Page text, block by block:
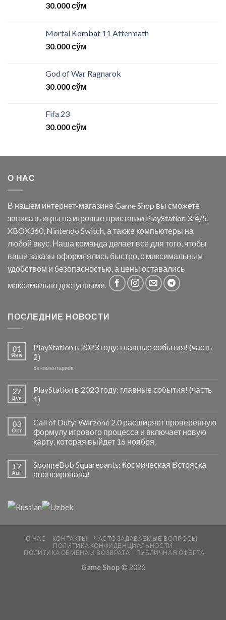
30.000сўм
Mortal Kombat 11 Aftermath
30.000сўм
God of War Ragnarok
30.000сўм
Fifa 23
30.000сўм
О НАС
В нашем интернет-магазине Game Shop вы сможете
записать игры на игровые приставки PlayStation 3/4/5,
XBOX360, Nintendo Switch, а также компьютеры на
любой вкус. Наша команда делает все для того, чтобы
ваши заказы оформлялись быстро, с максимальным
удобством и безопасностью, а цены оставались
максимально доступными.
ПОСЛЕДНИЕ НОВОСТИ
01
Янв
PlayStation в 2023 году: главные события! (часть
2)
6s коментариев
27
Дек
PlayStation в 2023 году: главные события! (часть
1)
03
Окт
Call of Duty: Warzone 2.0 расширяет проверенную
формулу игрового процесса и включает новую
карту, которая выйдет 16 ноября.
17
Авг
SpongeBob Squarepants: Космическая Встряска
анонсирована!
О НАС КОНТАКТЫ
ЧАСТО ЗАДАВАЕМЫЕ ВОПРОСЫ
ПОЛИТИКА КОНФИДЕНЦИАЛЬНОСТИ
ПОЛИТИКА ОБМЕНА И ВОЗВРАТА
ПУБЛИЧНАЯ ОФЕРТА
Game Shop © 2026